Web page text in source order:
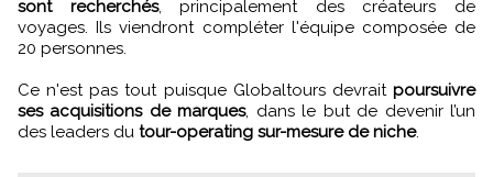
sont recherchés, principalement des créateurs de
voyages. Ils viendront compléter l'équipe composée de
20 personnes.
Ce n'est pas tout puisque Globaltours devrait poursuivre
ses acquisitions de marques, dans le but de devenir l’un
des leaders du tour-operating sur-mesure de niche.